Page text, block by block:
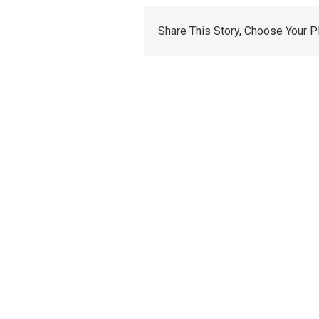
Share This Story, Choose Your